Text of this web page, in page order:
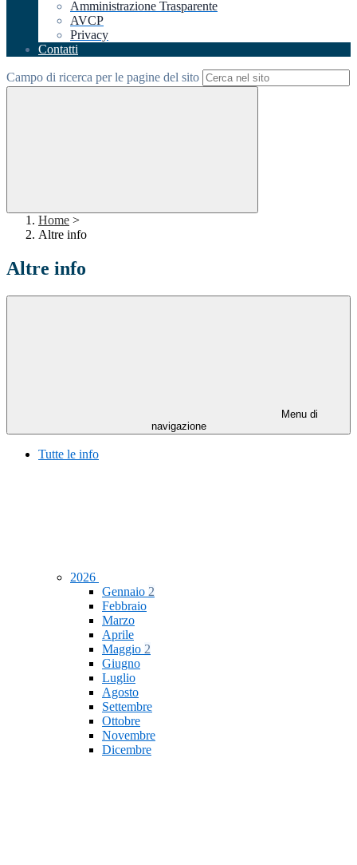
Amministrazione Trasparente
AVCP
Privacy
Contatti
Campo di ricerca per le pagine del sito
Home >
Altre info
Altre info
Menu di
navigazione
Tutte le info
2026
Gennaio 2
Febbraio
Marzo
Aprile
Maggio 2
Giugno
Luglio
Agosto
Settembre
Ottobre
Novembre
Dicembre